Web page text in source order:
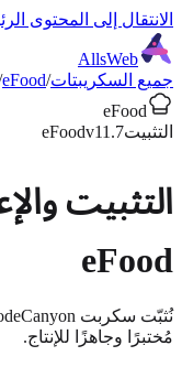
الانتقال إلى المحتوى
AllsWeb
جميع السكريبتات/
eFood
eFood
التثبيت
eFoodv11.7
التثبيت
eFood
مُختبرًا وجاهزًا للإنتاج.